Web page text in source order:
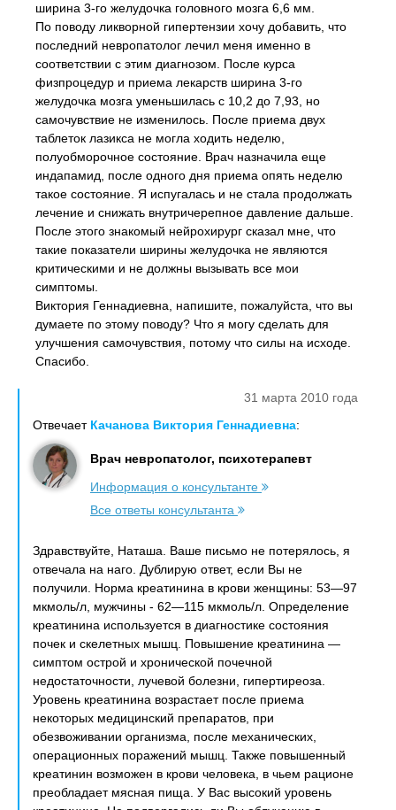
ширина 3-го желудочка головного мозга 6,6 мм.
По поводу ликворной гипертензии хочу добавить, что
последний невропатолог лечил меня именно в
соответствии с этим диагнозом. После курса
физпроцедур и приема лекарств ширина 3-го
желудочка мозга уменьшилась с 10,2 до 7,93, но
самочувствие не изменилось. После приема двух
таблеток лазикса не могла ходить неделю,
полуобморочное состояние. Врач назначила еще
индапамид, после одного дня приема опять неделю
такое состояние. Я испугалась и не стала продолжать
лечение и снижать внутричерепное давление дальше.
После этого знакомый нейрохирург сказал мне, что
такие показатели ширины желудочка не являются
критическими и не должны вызывать все мои
симптомы.
Виктория Геннадиевна, напишите, пожалуйста, что вы
думаете по этому поводу? Что я могу сделать для
улучшения самочувствия, потому что силы на исходе.
Спасибо.
31 марта 2010 года
Отвечает Качанова Виктория Геннадиевна:
Врач невропатолог, психотерапевт
Информация о консультанте
Все ответы консультанта
Здравствуйте, Наташа. Ваше письмо не потерялось, я
отвечала на наго. Дублирую ответ, если Вы не
получили. Норма креатинина в крови женщины: 53—97
мкмоль/л, мужчины - 62—115 мкмоль/л. Определение
креатинина используется в диагностике состояния
почек и скелетных мышц. Повышение креатинина —
симптом острой и хронической почечной
недостаточности, лучевой болезни, гипертиреоза.
Уровень креатинина возрастает после приема
некоторых медицинский препаратов, при
обезвоживании организма, после механических,
операционных поражений мышц. Также повышенный
креатинин возможен в крови человека, в чьем рационе
преобладает мясная пища. У Вас высокий уровень